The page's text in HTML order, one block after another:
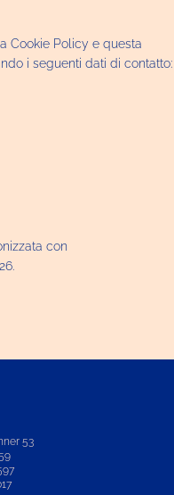
Cookie Policy e questa
i seguenti dati di contatto:
con
53